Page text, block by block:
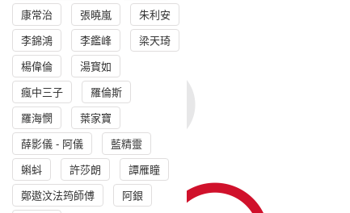
康常治 張曉嵐 朱利安
李錦鴻 李鑑峰 梁天琦
楊偉倫 湯寳如
瘋中三子 羅倫斯
羅海憫 葉家寶
薛影儀 - 阿儀 藍精靈
蝌蚪 許莎朗 譚雁瞳
鄭遨汶法筠師傅 阿銀